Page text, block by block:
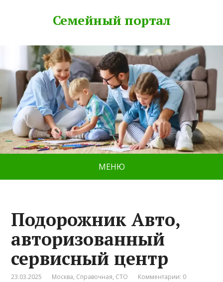
Семейный портал
МЕНЮ
Подорожник Авто,
авторизованный
сервисный центр
23.03.2025 Москва, Справочная, СТО Комментарии: 0